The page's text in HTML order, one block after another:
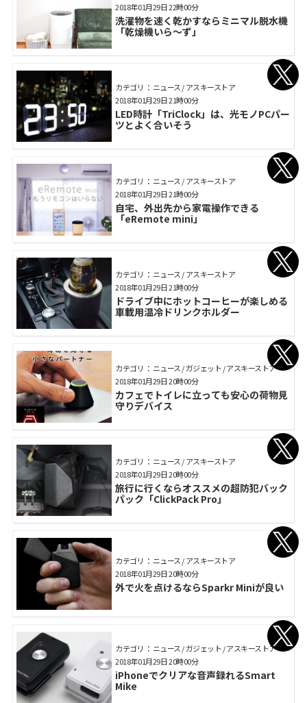
洗濯物を速く乾かすならミニマル脱水機
「乾燥機いら～ず」
2018年01月29日 22時00分
カテゴリ： ニュース / アスキーストア
LED時計「TriClock」は、光モノPCパー
ツとよく合いそう
2018年01月29日 21時00分
カテゴリ： ニュース / アスキーストア
自宅、外出先から家電操作できる
「eRemote mini」
2018年01月29日 21時00分
カテゴリ： ニュース / アスキーストア
ドライブ中にホットコーヒーが楽しめる
車載用温冷ドリンクホルダー
2018年01月29日 21時00分
カテゴリ： ニュース / ガジェット / アスキーストア
カフェでトイレに立っても安心の荷物見
守りデバイス
2018年01月29日 20時00分
カテゴリ： ニュース / アスキーストア
旅行に行くならオススメの超防犯バック
パック「ClickPack Pro」
2018年01月29日 20時00分
カテゴリ： ニュース / アスキーストア
外で火を点けるならSparkr Miniが良い
2018年01月29日 20時00分
カテゴリ： ニュース / ガジェット / アスキーストア
iPhoneでクリアな音声録れるSmart
Mike
2018年01月29日 20時00分